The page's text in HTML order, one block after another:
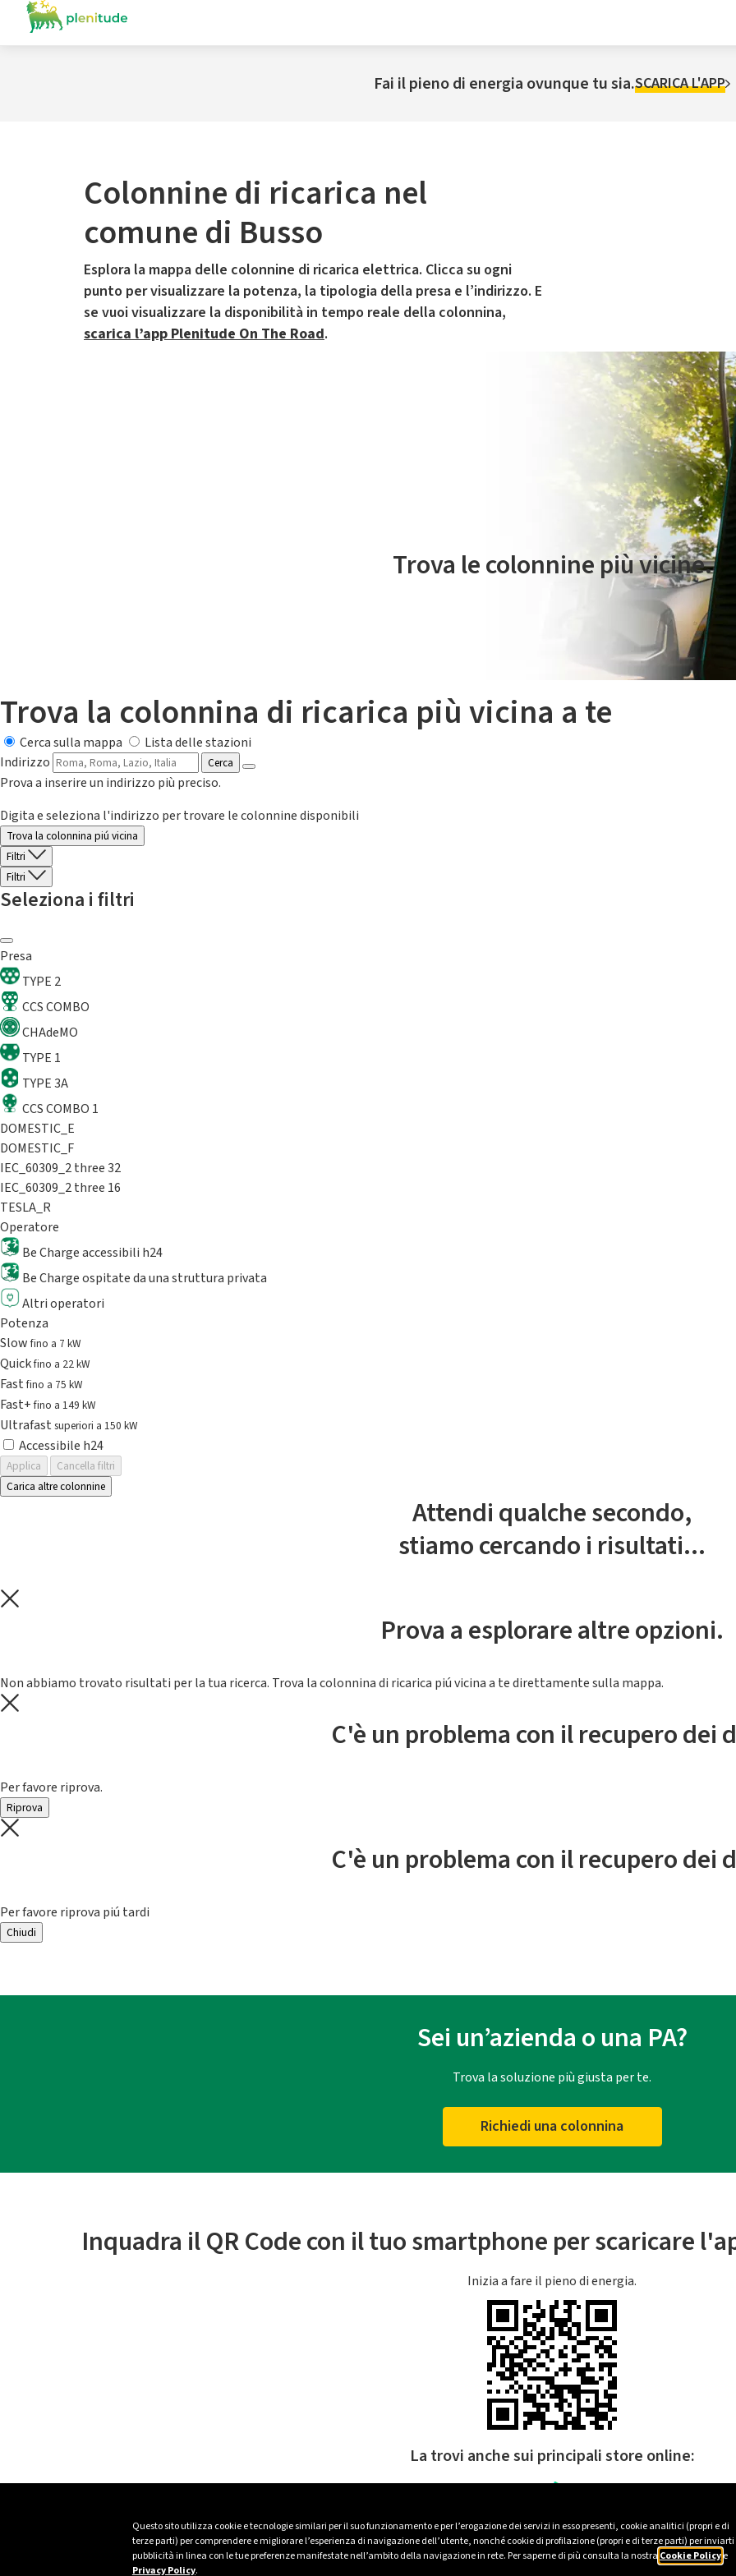
Questo sito utilizza cookie e tecnologie similari per il suo funzionamento e per l’erogazione dei servizi in esso presenti, cookie analitici (propri e di
terze parti) per comprendere e migliorare l’esperienza di navigazione dell’utente, nonché cookie di profilazione (propri e di terze parti) per inviarti
pubblicità in linea con le tue preferenze manifestate nell’ambito della navigazione in rete. Per saperne di più consulta la nostra Cookie Policye
Privacy Policy.
Fai il pieno di energia ovunque tu sia.SCARICA L'APP
Colonnine di ricarica nel
comune di Busso
Esplora la mappa delle colonnine di ricarica elettrica. Clicca su ogni
punto per visualizzare la potenza, la tipologia della presa e l’indirizzo. E
se vuoi visualizzare la disponibilità in tempo reale della colonnina,
scarica l’app Plenitude On The Road.
Il servizio di mobilità elettrica è gestito da Plenitude On The Road
Trova le colonnine più vicine.
Trova la colonnina di ricarica più vicina a te
Cerca sulla mappa
Lista delle stazioni
Indirizzo
Cerca
Prova a inserire un indirizzo più preciso.
Digita e seleziona l'indirizzo per trovare le colonnine disponibili
Trova la colonnina piú vicina
Filtri
Filtri
Seleziona i filtri
Presa
TYPE 2
CCS COMBO
CHAdeMO
TYPE 1
TYPE 3A
CCS COMBO 1
DOMESTIC_E
DOMESTIC_F
IEC_60309_2 three 32
IEC_60309_2 three 16
TESLA_R
Operatore
Be Charge accessibili h24
Be Charge ospitate da una struttura privata
Altri operatori
Potenza
Slowfino a 7 kW
Quickfino a 22 kW
Fastfino a 75 kW
Fast+fino a 149 kW
Ultrafast superiori a 150 kW
Accessibile h24
Applica
Cancella filtri
Carica altre colonnine
Attendi qualche secondo,
stiamo cercando i risultati...
Prova a esplorare altre opzioni.
Non abbiamo trovato risultati per la tua ricerca. Trova la colonnina di ricarica piú vicina a te direttamente sulla mappa.
C'è un problema con il recupero dei
Per favore riprova.
Riprova
C'è un problema con il recupero dei
Per favore riprova piú tardi
Chiudi
Sei un’azienda o una PA?
Trova la soluzione più giusta per te.
Richiedi una colonnina
Inquadra il QR Code con il tuo smartphone per scaricare
Inizia a fare il pieno di energia.
La trovi anche sui principali store online: